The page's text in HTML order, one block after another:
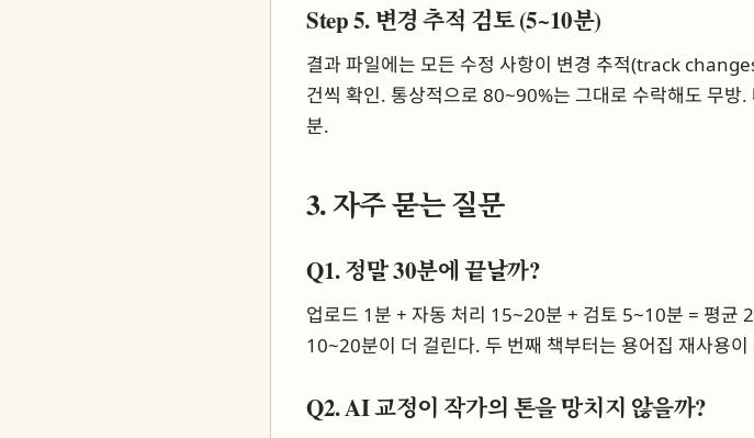
Step 5. 변경 추적 검토 (5~10분)
결과 파일에는 모든 수정 사항이 변경 추적(track
건씩 확인. 통상적으로 80~90%는 그대로 수락해도 무
분.
3. 자주 묻는 질문
Q1. 정말 30분에 끝날까?
업로드 1분 + 자동 처리 15~20분 + 검토 5~10분 = 평균
10~20분이 더 걸린다. 두 번째 책부터는 용어집 재사용이
Q2. AI 교정이 작가의 톤을 망치지 않을까?